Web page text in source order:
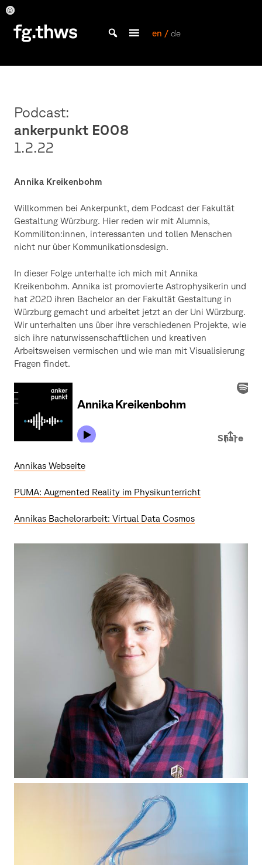
Skip
content
|
Gestaltung
Würzburg
en / de
Podcast:
ankerpunkt E008
1.2.22
Annika Kreikenbohm
Willkommen bei Ankerpunkt, dem Podcast der Fakultät
Gestaltung Würzburg. Hier reden wir mit Alumnis,
Kommiliton:innen, interessanten und tollen Menschen
nicht nur über Kommunikationsdesign.
In dieser Folge unterhalte ich mich mit Annika
Kreikenbohm. Annika ist promovierte Astrophysikerin und
hat 2020 ihren Bachelor an der Fakultät Gestaltung in
Würzburg gemacht und arbeitet jetzt an der Uni Würzburg.
Wir unterhalten uns über ihre verschiedenen Projekte, wie
sich ihre naturwissenschaftlichen und kreativen
Arbeitsweisen vermischen und wie man mit Visualisierung
Fragen findet.
Annikas Webseite
PUMA: Augmented Reality im Physikunterricht
Annikas Bachelorarbeit: Virtual Data Cosmos
Kreikenbohm
Kreikenbohm
Kreikenbohm
Kreikenbohm
Kreikenbohm
Kreikenbohm